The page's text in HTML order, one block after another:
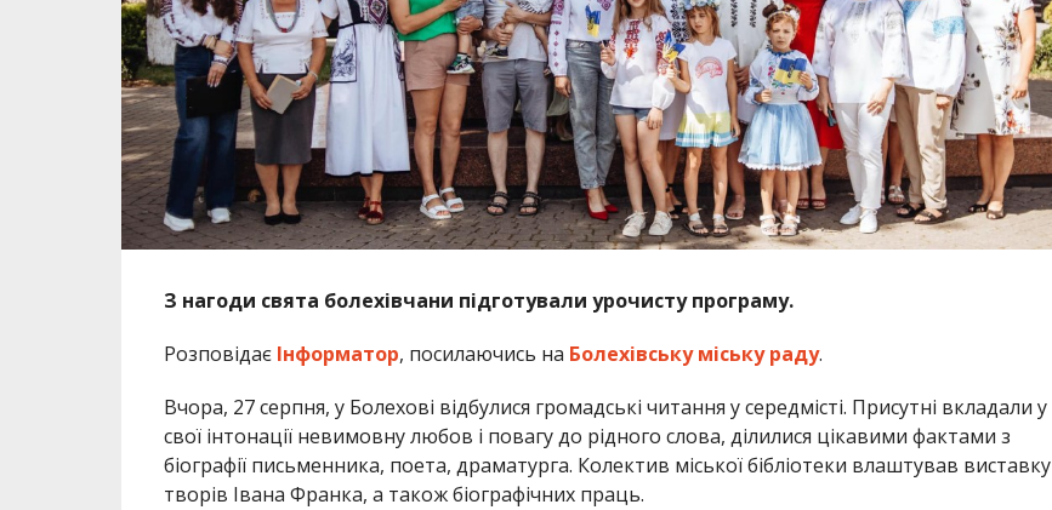
З нагоди свята болехівчани підготували урочисту програму.
Розповідає Інформатор, посилаючись на Болехівську міську раду.
Вчора, 27 серпня, у Болехові відбулися громадські читання у середмісті. Присутні вкладали у
свої інтонації невимовну любов і повагу до рідного слова, ділилися цікавими фактами з
біографії письменника, поета, драматурга. Колектив міської бібліотеки влаштував виставку
творів Івана Франка, а також біографічних праць.